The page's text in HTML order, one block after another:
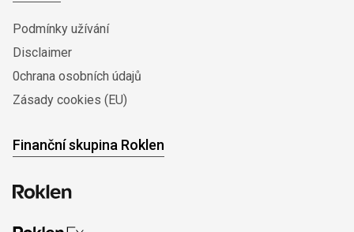
Podmínky užívání
Disclaimer
0chrana osobních údajů
Zásady cookies (EU)
Finanční skupina Roklen